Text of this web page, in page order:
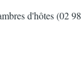
d'hôtes (02 98